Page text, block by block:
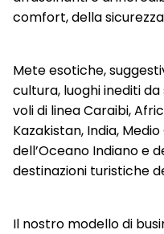
comfort, della
Mete esotiche,
cultura, luoghi inediti
voli di linea Caraibi,
Kazakistan, India,
dell’Oceano Indiano e
destinazioni turistiche
Il nostro modello di